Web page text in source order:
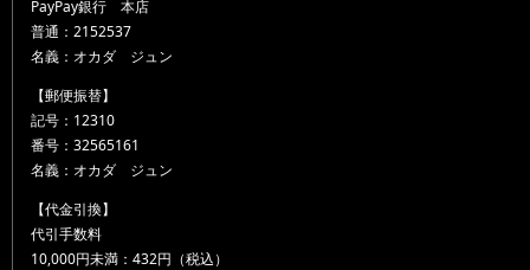
PayPay銀行 本店
普通：2152537
名義：オカダ ジュン
【郵便振替】
記号：12310
番号：32565161
名義：オカダ ジュン
【代金引換】
代引手数料
10,000円未満：432円（税込）